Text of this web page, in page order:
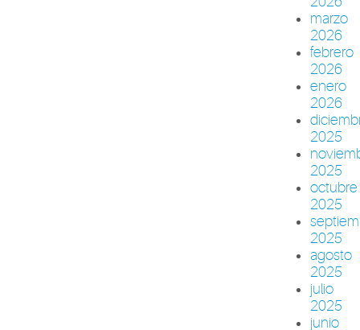
marzo
2026
febrero
2026
enero
2026
2025
2025
octubre
2025
2025
agosto
2025
julio
2025
junio